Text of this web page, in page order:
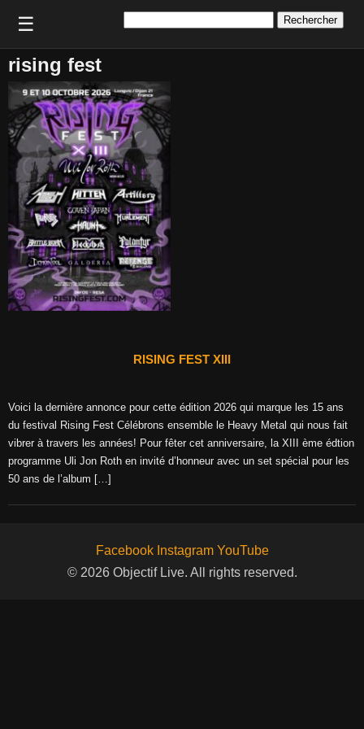
☰
rising fest
RISING FEST XIII
Voici la dernière annonce pour cette édition 2026 qui marque les 15 ans
du festival Rising Fest Célébrons ensemble le Heavy Metal qui nous fait
vibrer à travers les années! Pour fêter cet anniversaire, la XIII ème édtion
programme Uli Jon Roth en invité d’honneur avec un set spécial pour les
50 ans de l’album […]
Facebook Instagram YouTube
© 2026 Objectif Live. All rights reserved.